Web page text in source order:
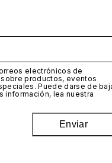
electrónicos de
sobre productos, eventos
Puede darse de
información, lea nuestra
Enviar